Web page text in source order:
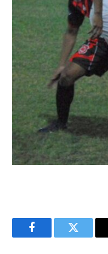
FacebookTwitter